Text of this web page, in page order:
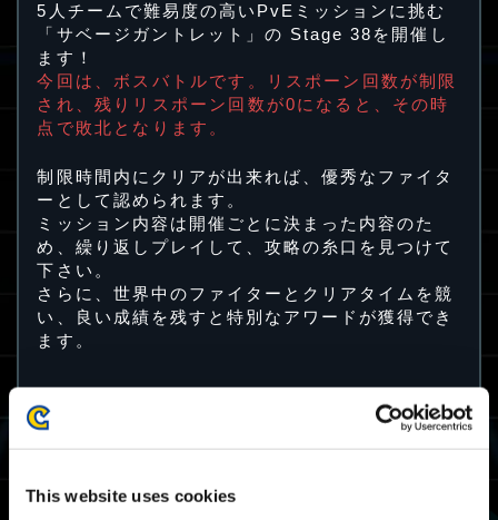
This website uses cookies
5人チームで難易度の高いPvEミッションに挑む
「サベージガントレット」の Stage 38を開催し
ます！
今回は、ボスバトルです。リスポーン回数が制限
され、残りリスポーン回数が0になると、その時
点で敗北となります。
制限時間内にクリアが出来れば、優秀なファイタ
ーとして認められます。
ミッション内容は開催ごとに決まった内容のた
め、繰り返しプレイして、攻略の糸口を見つけて
下さい。
さらに、世界中のファイターとクリアタイムを競
い、良い成績を残すと特別なアワードが獲得でき
ます。
Stage 38開催期間
11:59 JST